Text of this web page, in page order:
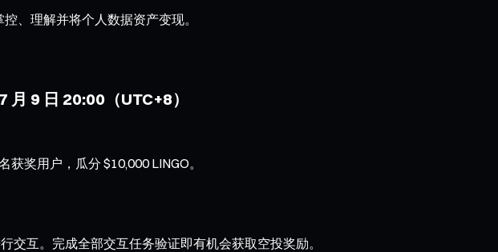
、理解并将个人数据资产变现。
9 日 20:00（UTC+8）
奖用户，瓜分 $10,000 LINGO。
交互。完成全部交互任务验证即有机会获取空投奖励。